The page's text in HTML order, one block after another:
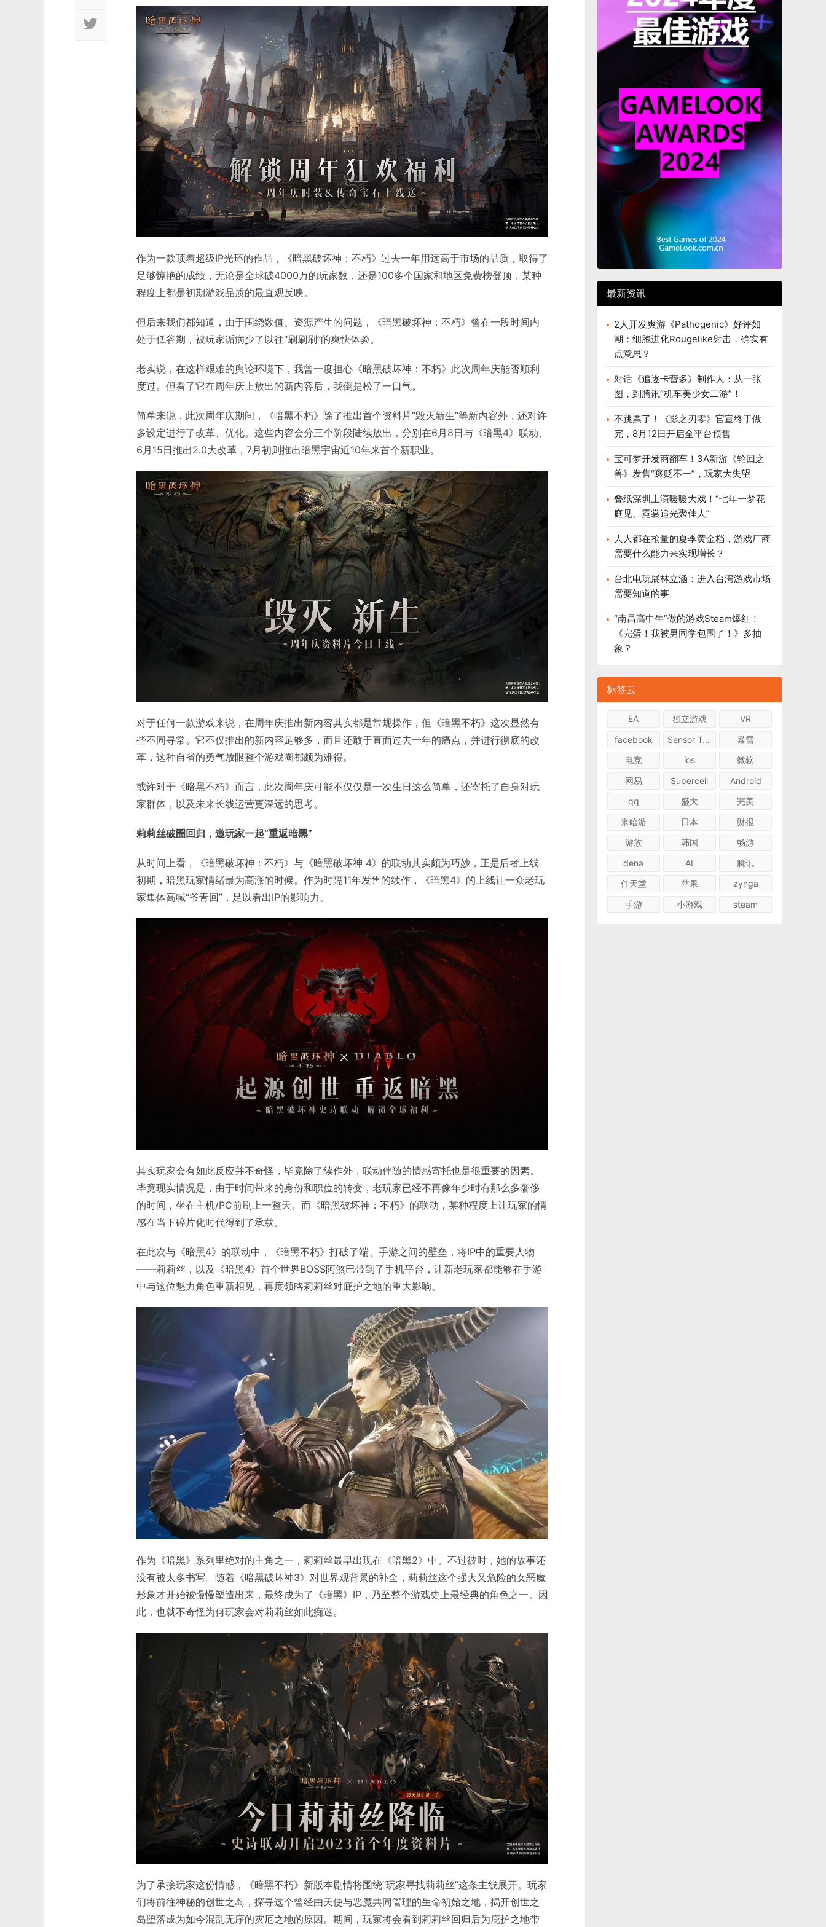
作为一款顶着超级IP光环的作品，《暗黑破坏神：不朽》过去一年用远高于市场的品质，取得了
足够惊艳的成绩，无论是全球破4000万的玩家数，还是100多个国家和地区免费榜登顶，某种
程度上都是初期游戏品质的最直观反映。
但后来我们都知道，由于围绕数值、资源产生的问题，《暗黑破坏神：不朽》曾在一段时间内
处于低谷期，被玩家诟病少了以往“刷刷刷”的爽快体验。
老实说，在这样艰难的舆论环境下，我曾一度担心《暗黑破坏神：不朽》此次周年庆能否顺利
度过。但看了它在周年庆上放出的新内容后，我倒是松了一口气。
简单来说，此次周年庆期间，《暗黑不朽》除了推出首个资料片“毁灭新生”等新内容外，还对许
多设定进行了改革、优化。这些内容会分三个阶段陆续放出，分别在6月8日与《暗黑4》联动、
6月15日推出2.0大改革，7月初则推出暗黑宇宙近10年来首个新职业。
对于任何一款游戏来说，在周年庆推出新内容其实都是常规操作，但《暗黑不朽》这次显然有
些不同寻常。它不仅推出的新内容足够多，而且还敢于直面过去一年的痛点，并进行彻底的改
革，这种自省的勇气放眼整个游戏圈都颇为难得。
或许对于《暗黑不朽》而言，此次周年庆可能不仅仅是一次生日这么简单，还寄托了自身对玩
家群体，以及未来长线运营更深远的思考。
莉莉丝破圈回归，邀玩家一起“重返暗黑”
从时间上看，《暗黑破坏神：不朽》与《暗黑破坏神 4》的联动其实颇为巧妙，正是后者上线
初期，暗黑玩家情绪最为高涨的时候。作为时隔11年发售的续作，《暗黑4》的上线让一众老玩
家集体高喊“爷青回”，足以看出IP的影响力。
其实玩家会有如此反应并不奇怪，毕竟除了续作外，联动伴随的情感寄托也是很重要的因素。
毕竟现实情况是，由于时间带来的身份和职位的转变，老玩家已经不再像年少时有那么多奢侈
的时间，坐在主机/PC前刷上一整天。而《暗黑破坏神：不朽》的联动，某种程度上让玩家的情
感在当下碎片化时代得到了承载。
在此次与《暗黑4》的联动中，《暗黑不朽》打破了端、手游之间的壁垒，将IP中的重要人物
——莉莉丝，以及《暗黑4》首个世界BOSS阿煞巴带到了手机平台，让新老玩家都能够在手游
中与这位魅力角色重新相见，再度领略莉莉丝对庇护之地的重大影响。
作为《暗黑》系列里绝对的主角之一，莉莉丝最早出现在《暗黑2》中。不过彼时，她的故事还
没有被太多书写。随着《暗黑破坏神3》对世界观背景的补全，莉莉丝这个强大又危险的女恶魔
形象才开始被慢慢塑造出来，最终成为了《暗黑》IP，乃至整个游戏史上最经典的角色之一。因
此，也就不奇怪为何玩家会对莉莉丝如此痴迷。
为了承接玩家这份情感，《暗黑不朽》新版本剧情将围绕“玩家寻找莉莉丝”这条主线展开。玩家
们将前往神秘的创世之岛，探寻这个曾经由天使与恶魔共同管理的生命初始之地，揭开创世之
岛堕落成为如今混乱无序的灾厄之地的原因。期间，玩家将会看到莉莉丝回归后为庇护之地带
最新资讯
2人开发爽游《Pathogenic》好评如
潮：细胞进化Rougelike射击，确实有
点意思？
对话《追逐卡蕾多》制作人：从一张
图，到腾讯“机车美少女二游”！
不跳票了！《影之刃零》官宣终于做
完，8月12日开启全平台预售
宝可梦开发商翻车！3A新游《轮回之
兽》发售“褒贬不一”，玩家大失望
叠纸深圳上演暖暖大戏！“七年一梦花
庭见、霓裳追光聚佳人”
人人都在抢量的夏季黄金档，游戏厂商
需要什么能力来实现增长？
台北电玩展林立涵：进入台湾游戏市场
需要知道的事
“南昌高中生”做的游戏Steam爆红！
《完蛋！我被男同学包围了！》多抽
象？
标签云
EA 独立游戏
VR
facebook
Sensor Tower
暴雪
电竞
ios
微软
网易
Supercell
Android
qq
盛大
完美
米哈游
日本
财报
游族
韩国
畅游
dena
AI
腾讯
任天堂
苹果
zynga
手游
小游戏 steam